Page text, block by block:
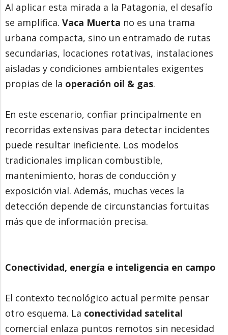
Al aplicar esta mirada a la Patagonia, el desafío
se amplifica. Vaca Muerta no es una trama
urbana compacta, sino un entramado de rutas
secundarias, locaciones rotativas, instalaciones
aisladas y condiciones ambientales exigentes
propias de la operación oil & gas.
En este escenario, confiar principalmente en
recorridas extensivas para detectar incidentes
puede resultar ineficiente. Los modelos
tradicionales implican combustible,
mantenimiento, horas de conducción y
exposición vial. Además, muchas veces la
detección depende de circunstancias fortuitas
más que de información precisa.
Conectividad, energía e inteligencia en campo
El contexto tecnológico actual permite pensar
otro esquema. La conectividad satelital
comercial enlaza puntos remotos sin necesidad